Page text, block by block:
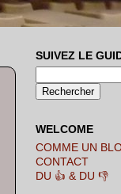
SUIVEZ LE
WELCOME
COMME UN
CONTACT
DU 👍 & DU 👎